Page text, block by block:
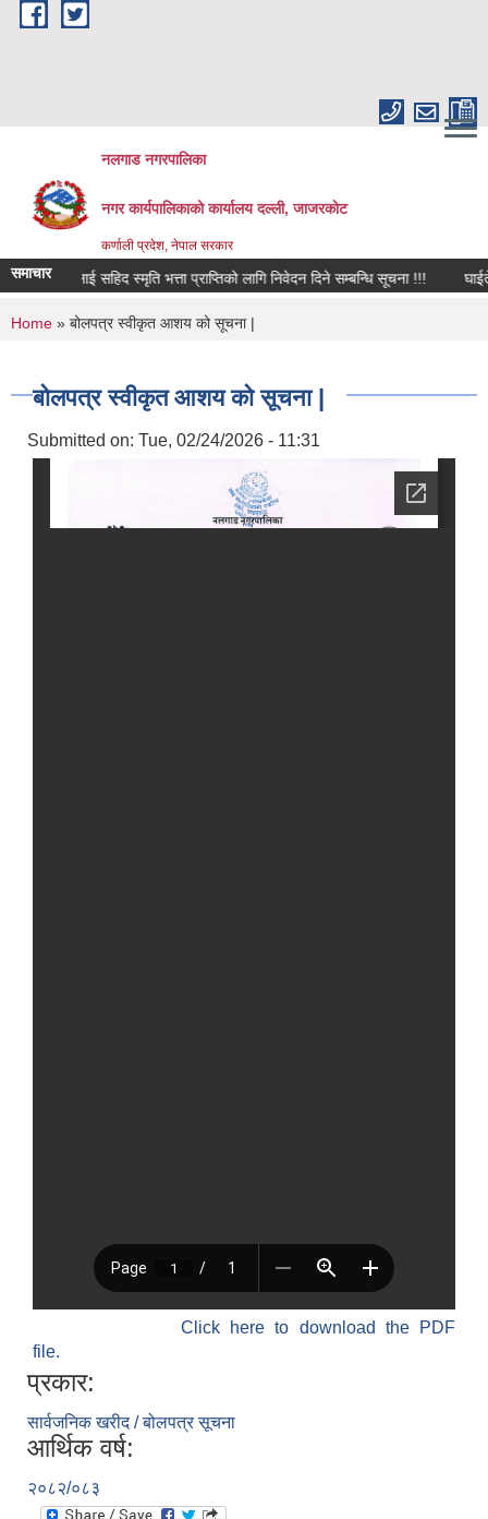
Skip to main content
नलगाड नगरपालिका
नगर कार्यपालिकाको कार्यालय दल्ली, जाजरकाेट
कर्णाली प्रदेश, नेपाल सरकार
समाचार
सदस्यलाई सहिद स्मृति भत्ता प्राप्तिको लागि निवेदन दिने सम्बन्धि सूचना !!! घाईते
You are here
Home » बोलपत्र स्वीकृत आशय को सूचना |
बोलपत्र स्वीकृत आशय को सूचना |
Submitted on: Tue, 02/24/2026 - 11:31
Click here to download the PDF
file.
प्रकार:
सार्वजनिक खरीद / बोलपत्र सूचना
आर्थिक वर्ष:
२०८२/०८३